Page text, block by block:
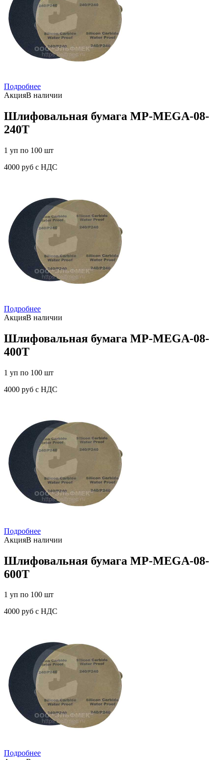
Подробнее
АкцияВ наличии
Шлифовальная бумага MP-MEGA-08-
240T
1 уп по 100 шт
4000 руб с НДС
Подробнее
АкцияВ наличии
Шлифовальная бумага MP-MEGA-08-
400T
1 уп по 100 шт
4000 руб с НДС
Подробнее
АкцияВ наличии
Шлифовальная бумага MP-MEGA-08-
600T
1 уп по 100 шт
4000 руб с НДС
Подробнее